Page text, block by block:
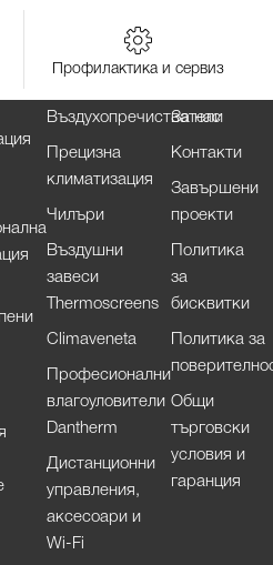
Профилактика и сервиз
Въздухопречистватели
Прецизна
климатизация
Чилъри
Въздушни
завеси
Thermoscreens
Climaveneta
Професионални
влагоуловители
Dantherm
Дистанционни
управления,
аксесоари и
Wi-Fi
За нас
Контакти
Завършени
проекти
Политика
за
бисквитки
Политика за
Общи
търговски
условия и
гаранция